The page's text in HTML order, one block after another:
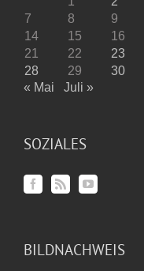
7
8 9
14
15 16
21
22 23
28
29
30
« Mai
Juli »
SOZIALES
BILDNACHWEIS